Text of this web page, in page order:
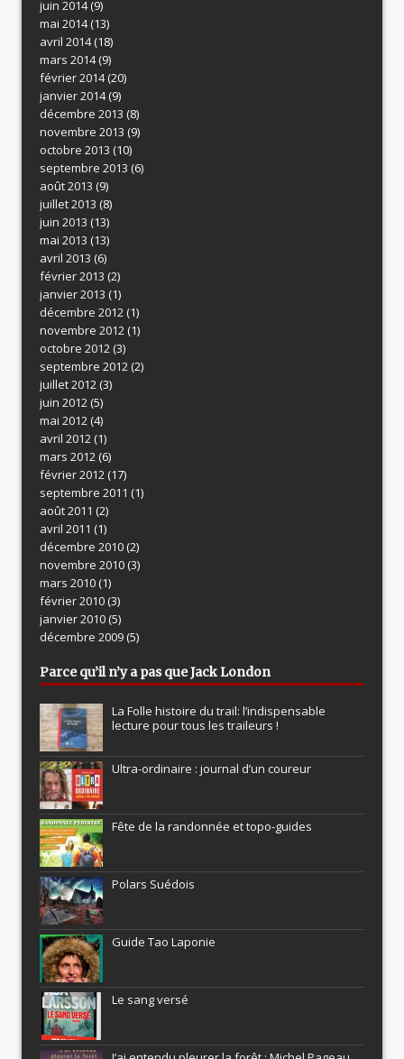
juin 2014(9)
mai 2014(13)
avril 2014(18)
mars 2014(9)
février 2014(20)
janvier 2014(9)
décembre 2013 (8)
novembre 2013 (9)
octobre 2013 (10)
septembre 2013 (6)
août 2013 (9)
juillet 2013 (8)
juin 2013 (13)
mai 2013 (13)
avril 2013 (6)
février 2013 (2)
janvier 2013 (1)
décembre 2012(1)
novembre 2012(1)
octobre 2012(3)
septembre 2012(2)
juillet 2012(3)
juin 2012(5)
mai 2012(4)
avril 2012(1)
mars 2012(6)
février 2012(17)
septembre 2011 (1)
août 2011 (2)
avril 2011 (1)
décembre 2010(2)
novembre 2010(3)
mars 2010(1)
février 2010(3)
janvier 2010(5)
décembre 2009(5)
Parce qu’il n’y a pas que Jack London
La Folle histoire du trail: l’indispensable
lecture pour tous les traileurs !
Ultra-ordinaire : journal d’un coureur
Fête de la randonnée et topo-guides
Polars Suédois
Guide Tao Laponie
Le sang versé